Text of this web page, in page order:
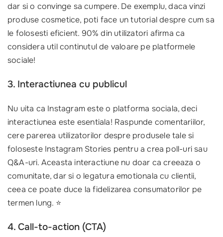
dar si o convinge sa cumpere. De exemplu, daca vinzi
produse cosmetice, poti face un tutorial despre cum sa
le folosesti eficient. 90% din utilizatori afirma ca
considera util continutul de valoare pe platformele
sociale!
3. Interactiunea cu publicul
Nu uita ca Instagram este o platforma sociala, deci
interactiunea este esentiala! Raspunde comentariilor,
cere parerea utilizatorilor despre produsele tale si
foloseste Instagram Stories pentru a crea poll-uri sau
Q&A-uri. Aceasta interactiune nu doar ca creeaza o
comunitate, dar si o legatura emotionala cu clientii,
ceea ce poate duce la fidelizarea consumatorilor pe
termen lung. ⭐
4. Call-to-action (CTA)